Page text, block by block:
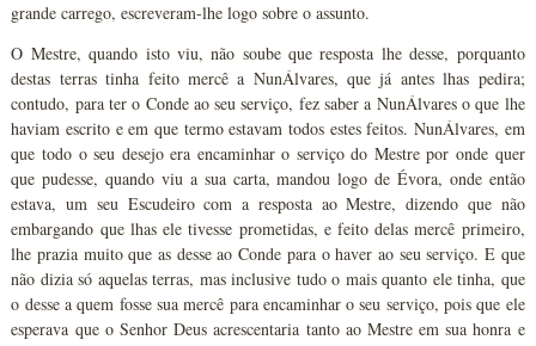
grande carrego, escreveram-lhe logo sobre o assunto.
O Mestre, quando isto viu, não soube que resposta lhe desse, porquanto
destas terras tinha feito mercê a NunÁlvares, que já antes lhas pedira;
contudo, para ter o Conde ao seu serviço, fez saber a NunÁlvares o que lhe
haviam escrito e em que termo estavam todos estes feitos. NunÁlvares, em
que todo o seu desejo era encaminhar o serviço do Mestre por onde quer
que pudesse, quando viu a sua carta, mandou logo de Évora, onde então
estava, um seu Escudeiro com a resposta ao Mestre, dizendo que não
embargando que lhas ele tivesse prometidas, e feito delas mercê primeiro,
lhe prazia muito que as desse ao Conde para o haver ao seu serviço. E que
não dizia só aquelas terras, mas inclusive tudo o mais quanto ele tinha, que
o desse a quem fosse sua mercê para encaminhar o seu serviço, pois que ele
esperava que o Senhor Deus acrescentaria tanto ao Mestre em sua honra e